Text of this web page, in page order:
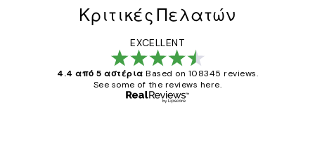
Κριτικές Πελατών
EXCELLENT
4.4 από 5 αστέρια Based on 108345 reviews.
See some of the reviews here.